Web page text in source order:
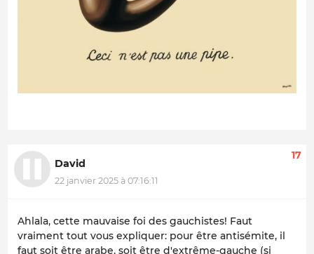
David
22 janvier 2025 à 07:16:11
17
Ahlala, cette mauvaise foi des gauchistes! Faut
vraiment tout vous expliquer: pour être antisémite, il
faut soit être arabe, soit être d'extrême-gauche (si